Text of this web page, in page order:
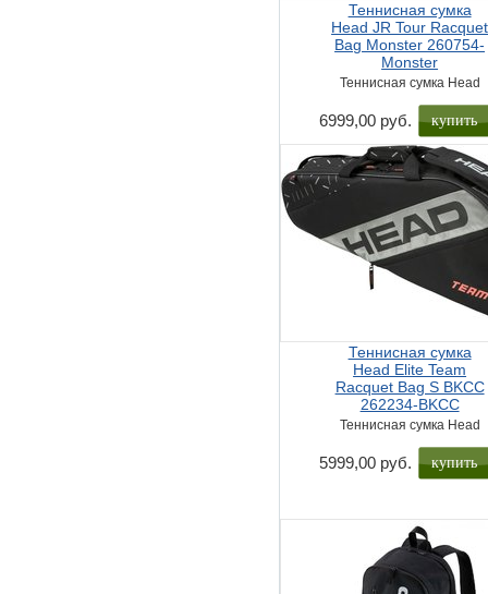
Теннисная сумка
Head JR Tour Racquet
Bag Monster 260754-
Monster
Теннисная сумка Head
6999,00 руб. купить
Теннисная сумка
Head Elite Team
Racquet Bag S BKCC
262234-BKCC
Теннисная сумка Head
5999,00 руб. купить